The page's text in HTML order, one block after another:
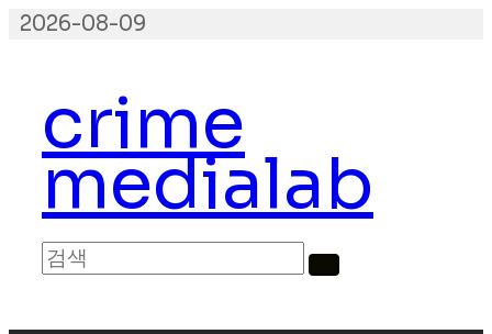
콘
2026-08-09
crime
medialab